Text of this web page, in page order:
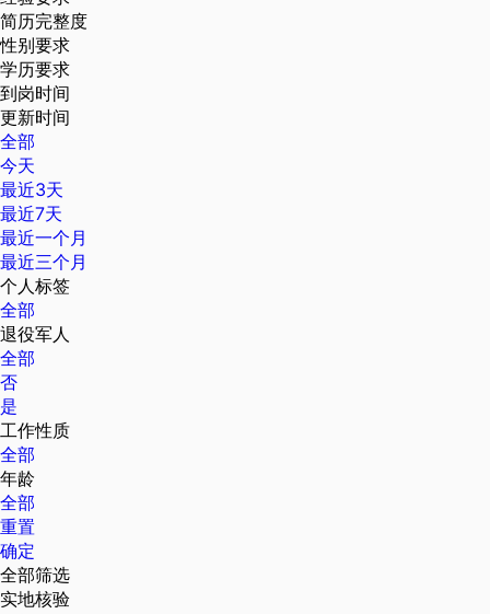
简历完整度
性别要求
学历要求
到岗时间
更新时间
全部
今天
最近3天
最近7天
最近一个月
最近三个月
个人标签
全部
退役军人
全部
否
是
工作性质
全部
年龄
全部
重置
确定
全部筛选
实地核验